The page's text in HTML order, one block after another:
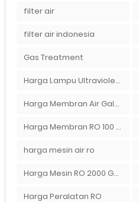
filter air
filter air indonesia
Gas Treatment
Harga Lampu Ultraviolet Depot Air Isi Ulang
Harga Membran Air Galon
Harga Membran RO 100 gpd
harga mesin air ro
Harga Mesin RO 2000 GPD
Harga Peralatan RO